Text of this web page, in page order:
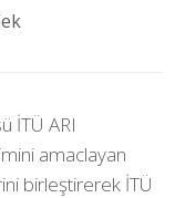
İTÜ ARI
amaclayan
birleştirerek İTÜ